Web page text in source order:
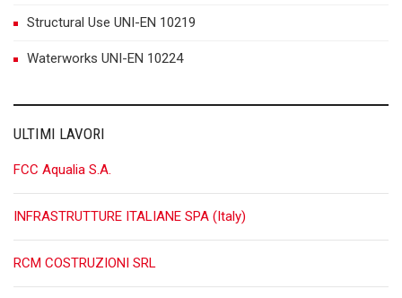
Structural Use UNI-EN 10219
Waterworks UNI-EN 10224
ULTIMI LAVORI
FCC Aqualia S.A.
INFRASTRUTTURE ITALIANE SPA (Italy)
RCM COSTRUZIONI SRL